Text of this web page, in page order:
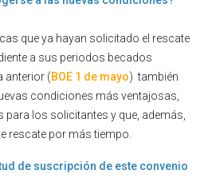
que ya hayan solicitado el rescate
a sus periodos becados
anterior (BOE 1 de mayo) también
condiciones más ventajosas,
los solicitantes y que, además,
rescate por más tiempo.
de suscripción de este convenio